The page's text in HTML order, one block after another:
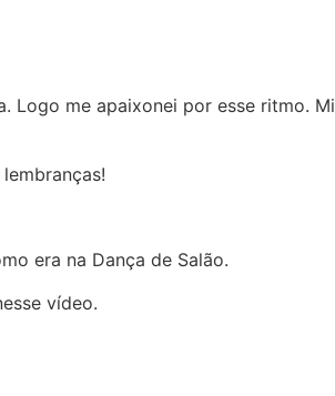
Logo me apaixonei por esse ritmo.
era na Dança de Salão.
vídeo.